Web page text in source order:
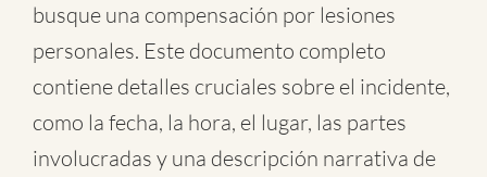
busque una compensación por lesiones
personales. Este documento completo
contiene detalles cruciales sobre el incidente,
como la fecha, la hora, el lugar, las partes
involucradas y una descripción narrativa de